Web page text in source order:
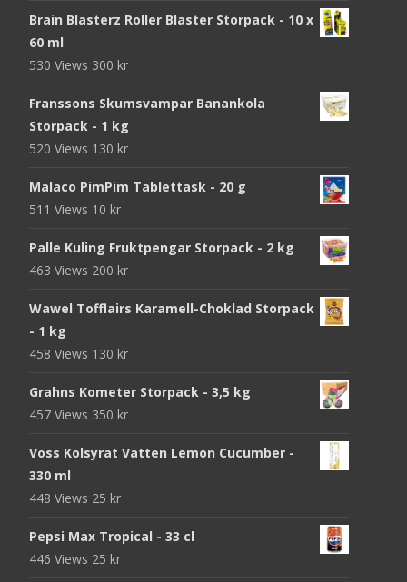
Brain Blasterz Roller Blaster Storpack - 10 x
60 ml
530 Views 300 kr
Franssons Skumsvampar Banankola
Storpack - 1 kg
520 Views 130 kr
Malaco PimPim Tablettask - 20 g
511 Views 10 kr
Palle Kuling Fruktpengar Storpack - 2 kg
463 Views 200 kr
Wawel Tofflairs Karamell-Choklad Storpack
- 1 kg
458 Views 130 kr
Grahns Kometer Storpack - 3,5 kg
457 Views 350 kr
Voss Kolsyrat Vatten Lemon Cucumber -
330 ml
448 Views 25 kr
Pepsi Max Tropical - 33 cl
446 Views 25 kr